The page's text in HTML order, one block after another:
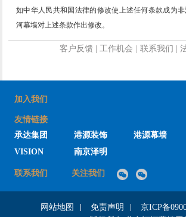
如中华人民共和国法律的修改使上述任何条款成为
河幕墙对上述条款作出修改。
客户反馈 工作机会 联系我们
加入我们
友情链接
承达集团
港源装饰 港源幕墙
VISION
南京泽明
联系我们 关注我们
网站地图 免责声明
京ICP备